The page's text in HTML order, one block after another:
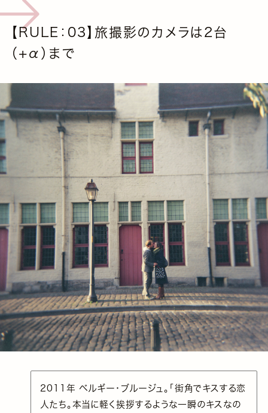
【RULE：03】旅撮影のカメラは2台
（+α）まで
2011年 ベルギー・ブルージュ。「街角でキスする恋
人たち。本当に軽く挨拶するような一瞬のキスなの